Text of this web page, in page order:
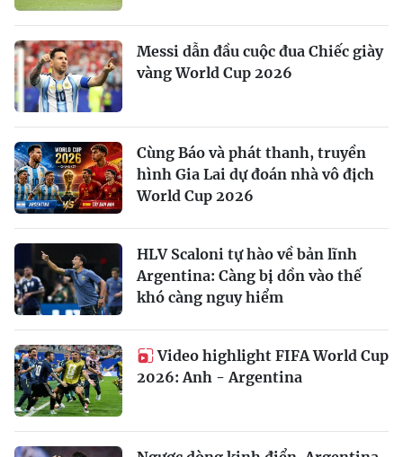
Messi dẫn đầu cuộc đua Chiếc giày
vàng World Cup 2026
Cùng Báo và phát thanh, truyền
hình Gia Lai dự đoán nhà vô địch
World Cup 2026
HLV Scaloni tự hào về bản lĩnh
Argentina: Càng bị dồn vào thế
khó càng nguy hiểm
Video highlight FIFA World Cup
2026: Anh - Argentina